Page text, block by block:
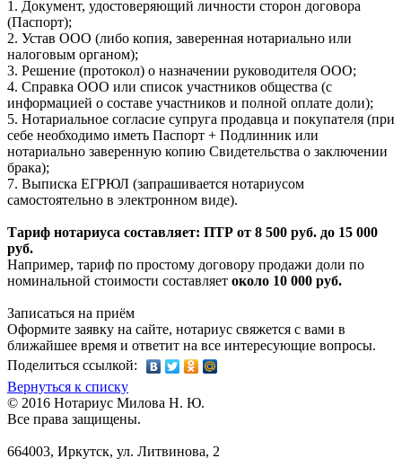
1. Документ, удостоверяющий личности сторон договора
(Паспорт);
2. Устав ООО (либо копия, заверенная нотариально или
налоговым органом);
3. Решение (протокол) о назначении руководителя ООО;
4. Справка ООО или список участников общества (с
информацией о составе участников и полной оплате доли);
5. Нотариальное согласие супруга продавца и покупателя (при
себе необходимо иметь Паспорт + Подлинник или
нотариально заверенную копию Свидетельства о заключении
брака);
7. Выписка ЕГРЮЛ (запрашивается нотариусом
самостоятельно в электронном виде).
Тариф нотариуса составляет: ПТР от 8 500 руб. до 15 000
руб.
Например, тариф по простому договору продажи доли по
номинальной стоимости составляет около 10 000 руб.
Записаться на приём
Оформите заявку на сайте, нотариус свяжется с вами в
ближайшее время и ответит на все интересующие вопросы.
Поделиться ссылкой:
Вернуться к списку
© 2016 Нотариус Милова Н. Ю.
Все права защищены.
664003, Иркутск, ул. Литвинова, 2